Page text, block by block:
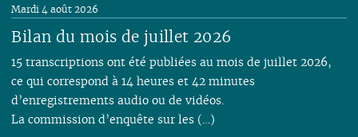
Bilan du mois de juillet 2026
Mardi 4 août 2026
15 transcriptions ont été publiées au mois de juillet 2026,
ce qui correspond à 14 heures et 42 minutes
d’enregistrements audio ou de vidéos.
La commission d’enquête sur les (…)